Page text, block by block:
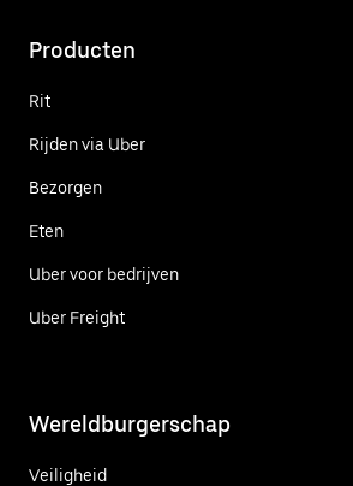
Producten
Rit
Rijden via Uber
Bezorgen
Eten
Uber voor bedrijven
Uber Freight
Wereldburgerschap
Veiligheid